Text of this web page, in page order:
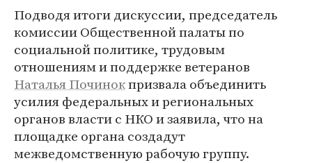
Подводя итоги дискуссии, председатель
комиссии Общественной палаты по
социальной политике, трудовым
отношениям и поддержке ветеранов
Наталья Починокпризвала объединить
усилия федеральных и региональных
органов власти с НКО и заявила, что на
площадке органа создадут
межведомственную рабочую группу.